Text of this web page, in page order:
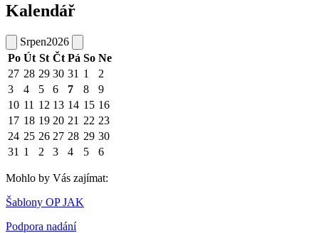
Kalendář
Srpen2026
Po Út St Čt Pá So Ne
27 28 29 30 31 1
2
3
4 5 6 7 8
9
10 11 12 13 14 15 16
17 18 19 20 21 22 23
24 25 26 27 28 29 30
31 1 2 3 4 5 6
Mohlo by Vás zajímat:
Šablony OP JAK
Podpora nadání